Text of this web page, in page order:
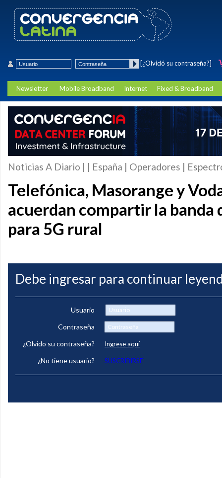
[¿Olvidó su contraseña?]
Newsletter Mobile Broadband Internet Fixed & Broadband
Noticias A Diario | | España | Operadores |
Telefónica, Masorange y
acuerdan compartir la banda
para 5G rural
Debe ingresar para continuar
Usuario
Contraseña
¿Olvido su contraseña?
Ingrese aquí
¿No tiene usuario? SUSCRIBIRSE